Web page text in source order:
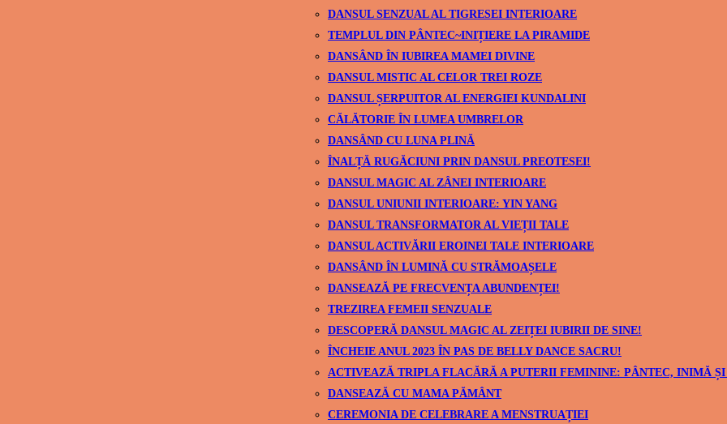
DANSUL SENZUAL AL TIGRESEI INTERIOARE
TEMPLUL DIN PÂNTEC~INIȚIERE LA PIRAMIDE
DANSÂND ÎN IUBIREA MAMEI DIVINE
DANSUL MISTIC AL CELOR TREI ROZE
DANSUL ȘERPUITOR AL ENERGIEI KUNDALINI
CĂLĂTORIE ÎN LUMEA UMBRELOR
DANSÂND CU LUNA PLINĂ
ÎNALȚĂ RUGĂCIUNI PRIN DANSUL PREOTESEI!
DANSUL MAGIC AL ZÂNEI INTERIOARE
DANSUL UNIUNII INTERIOARE: YIN YANG
DANSUL TRANSFORMATOR AL VIEȚII TALE
DANSUL ACTIVĂRII EROINEI TALE INTERIOARE
DANSÂND ÎN LUMINĂ CU STRĂMOAȘELE
DANSEAZĂ PE FRECVENȚA ABUNDENȚEI!
TREZIREA FEMEII SENZUALE
DESCOPERĂ DANSUL MAGIC AL ZEIȚEI IUBIRII DE SINE!
ÎNCHEIE ANUL 2023 ÎN PAS DE BELLY DANCE SACRU!
ACTIVEAZĂ TRIPLA FLACĂRĂ A PUTERII FEMININE: PÂNTEC, INIMĂ
DANSEAZĂ CU MAMA PĂMÂNT
CEREMONIA DE CELEBRARE A MENSTRUAȚIEI